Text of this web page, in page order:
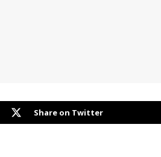
Share on Twitter